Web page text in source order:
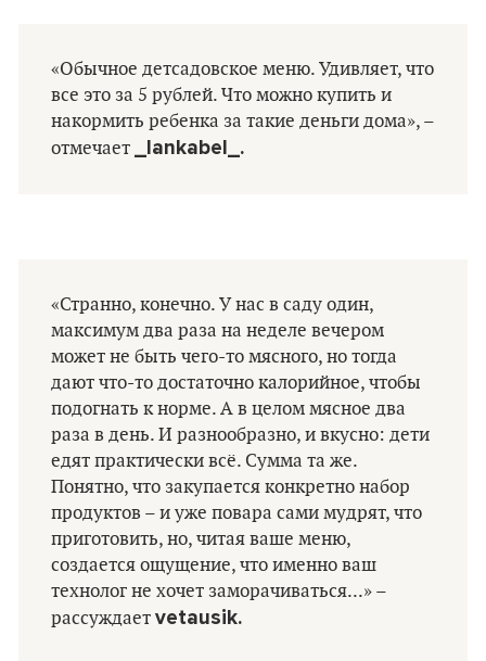
«Обычное детсадовское меню. Удивляет, что
все это за 5 рублей. Что можно купить и
накормить ребенка за такие деньги дома», –
отмечает
_lankabel_.
«Странно, конечно. У нас в саду один,
максимум два раза на неделе вечером
может не быть чего-то мясного, но тогда
дают что-то достаточно калорийное, чтобы
подогнать к норме. А в целом мясное два
раза в день. И разнообразно, и вкусно: дети
едят практически всё. Сумма та же.
Понятно, что закупается конкретно набор
продуктов – и уже повара сами мудрят, что
приготовить, но, читая ваше меню,
создается ощущение, что именно ваш
технолог не хочет заморачиваться...» –
рассуждает vetausik.